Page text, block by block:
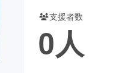
チャレンジ
支援者数
0人